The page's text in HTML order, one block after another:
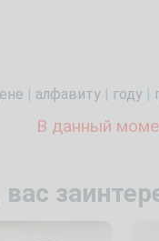
| алфавиту | году |
В данный